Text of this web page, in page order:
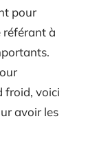
pour
référant à
froid, voici
avoir les